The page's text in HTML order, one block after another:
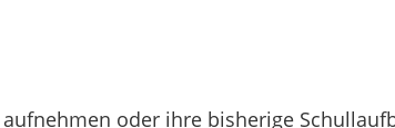
oder ihre bisherige